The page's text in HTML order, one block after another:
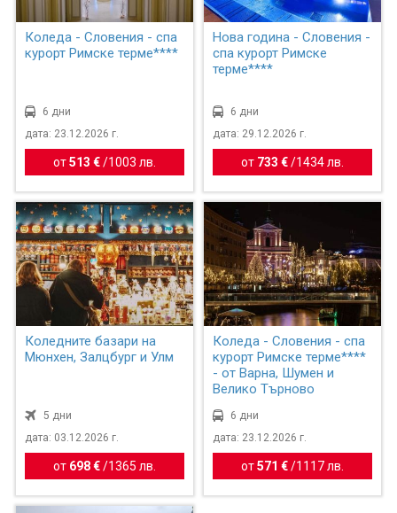
Коледа - Словения - спа
курорт Римске терме****
6 дни
дата: 23.12.2026 г.
от513 € / 1003 лв.
Нова година - Словения -
спа курорт Римске
терме****
6 дни
дата: 29.12.2026 г.
от 733 €/ 1434 лв.
Коледните базари на
Мюнхен, Залцбург и Улм
5 дни
дата: 03.12.2026 г.
от 698 € / 1365 лв.
Коледа - Словения - спа
курорт Римске терме****
- от Варна, Шумен и
Велико Търново
6 дни
дата: 23.12.2026 г.
от571 €/ 1117 лв.